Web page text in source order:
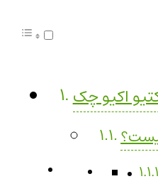
اکیو چک